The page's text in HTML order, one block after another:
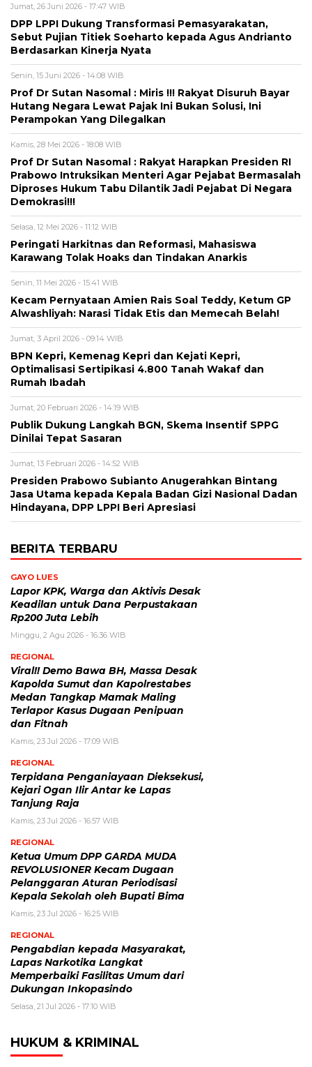
Jumat, 26 Juni 2026 - 17:47 WIB
DPP LPPI Dukung Transformasi Pemasyarakatan,
Sebut Pujian Titiek Soeharto kepada Agus Andrianto
Berdasarkan Kinerja Nyata
Senin, 15 Juni 2026 - 14:08 WIB
Prof Dr Sutan Nasomal : Miris !!! Rakyat Disuruh Bayar
Hutang Negara Lewat Pajak Ini Bukan Solusi, Ini
Perampokan Yang Dilegalkan
Kamis, 28 Mei 2026 - 18:08 WIB
Prof Dr Sutan Nasomal : Rakyat Harapkan Presiden RI
Prabowo Intruksikan Menteri Agar Pejabat Bermasalah
Diproses Hukum Tabu Dilantik Jadi Pejabat Di Negara
Demokrasi!!!
Selasa, 12 Mei 2026 - 11:12 WIB
Peringati Harkitnas dan Reformasi, Mahasiswa
Karawang Tolak Hoaks dan Tindakan Anarkis
Senin, 11 Mei 2026 - 15:41 WIB
Kecam Pernyataan Amien Rais Soal Teddy, Ketum GP
Alwashliyah: Narasi Tidak Etis dan Memecah Belah!
Jumat, 3 April 2026 - 09:14 WIB
BPN Kepri, Kemenag Kepri dan Kejati Kepri,
Optimalisasi Sertipikasi 4.800 Tanah Wakaf dan
Rumah Ibadah
Jumat, 20 Februari 2026 - 14:19 WIB
Publik Dukung Langkah BGN, Skema Insentif SPPG
Dinilai Tepat Sasaran
Jumat, 13 Februari 2026 - 14:52 WIB
Presiden Prabowo Subianto Anugerahkan Bintang
Jasa Utama kepada Kepala Badan Gizi Nasional Dadan
Hindayana, DPP LPPI Beri Apresiasi
BERITA TERBARU
GAYO LUES
Lapor KPK, Warga dan Aktivis Desak
Keadilan untuk Dana Perpustakaan
Rp200 Juta Lebih
Minggu, 2 Agu 2026 - 16:36 WIB
REGIONAL
Viral!! Demo Bawa BH, Massa Desak
Kapolda Sumut dan Kapolrestabes
Medan Tangkap Mamak Maling
Terlapor Kasus Dugaan Penipuan
dan Fitnah
Kamis, 23 Jul 2026 - 17:09 WIB
REGIONAL
Terpidana Penganiayaan Dieksekusi,
Kejari Ogan Ilir Antar ke Lapas
Tanjung Raja
Kamis, 23 Jul 2026 - 16:57 WIB
REGIONAL
Ketua Umum DPP GARDA MUDA
REVOLUSIONER Kecam Dugaan
Pelanggaran Aturan Periodisasi
Kepala Sekolah oleh Bupati Bima
Kamis, 23 Jul 2026 - 16:25 WIB
REGIONAL
Pengabdian kepada Masyarakat,
Lapas Narkotika Langkat
Memperbaiki Fasilitas Umum dari
Dukungan Inkopasindo
Selasa, 21 Jul 2026 - 17:10 WIB
HUKUM & KRIMINAL